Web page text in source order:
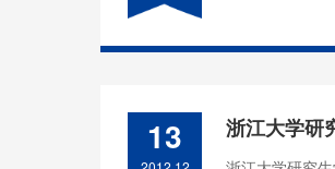
13 浙江大学研